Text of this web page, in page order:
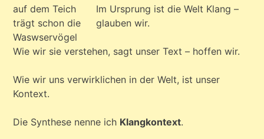
Im Ursprung ist die Welt Klang –
glauben wir.
Wie wir sie verstehen, sagt unser Text – hoffen wir.
Wie wir uns verwirklichen in der Welt, ist unser
Kontext.
Die Synthese nenne ich Klangkontext.